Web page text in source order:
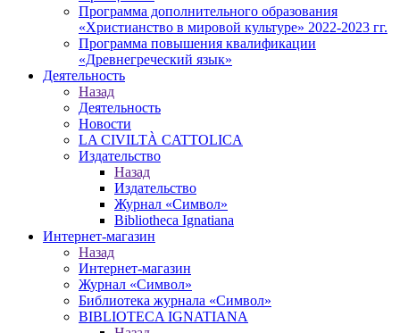
Программа дополнительного образования
«Христианство в мировой культуре» 2022-2023 гг.
Программа повышения квалификации
«Древнегреческий язык»
Деятельность
Назад
Деятельность
Новости
LA CIVILTÀ CATTOLICA
Издательство
Назад
Издательство
Журнал «Символ»
Bibliotheca Ignatiana
Интернет-магазин
Назад
Интернет-магазин
Журнал «Символ»
Библиотека журнала «Символ»
BIBLIOTECA IGNATIANA